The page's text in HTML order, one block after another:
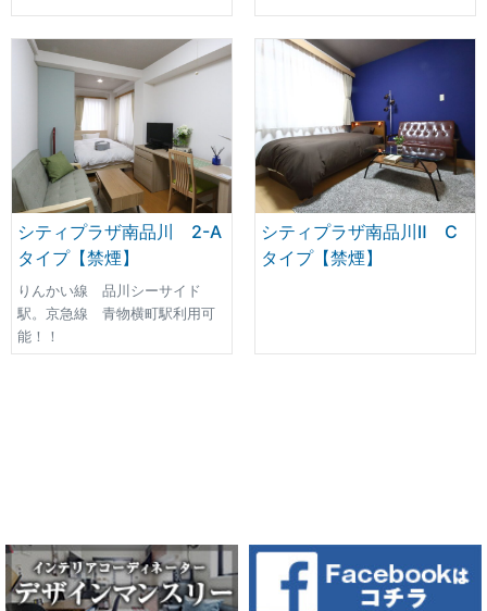
シティプラザ南品川 2-A
タイプ【禁煙】
りんかい線 品川シーサイド
駅。京急線 青物横町駅利用可
能！！
シティプラザ南品川Ⅱ C
タイプ【禁煙】